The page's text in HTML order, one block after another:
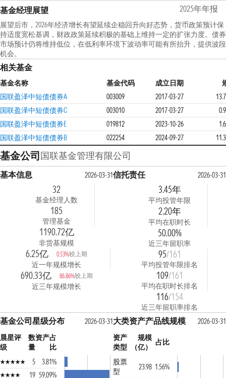
基金经理展望 2025年年报
展望后市，2026年经济增长有望延续企稳回升向好态势，货币政策预计保
持适度宽松基调，财政政策延续积极的基础上维持一定的扩张力度。债券
市场预计仍将维持低位，在低利率环境下波动率可能有所抬升，提供波段
机会。
相关基金
基金名称 基金代码 成立日期
国联盈泽中短债债券A
003009 2017-03-27
国联盈泽中短债债券C
003010 2017-03-27
国联盈泽中短债债券E
019812 2023-10-26
国联盈泽中短债债券B
022254 2024-09-27
基金公司国联基金管理有限公司
基本信息 2026-03-31
32
基金经理人数
185
管理基金
1190.72亿
非货基规模
6.25亿 0.53%较上期
近一年规模增长
690.33亿 86.86%较上期
近三年规模增长
信托责任 2026-03-31
3.45年
平均投管年限
2.20年
平均在职时长
50.00%
近三年留职率
95/161
平均投管年限排名
109/161
平均在职时长排名
116/154
近三年留职率排名
基金公司星级分布
2026-03-31
晨星评
级
数
量
资产占
比
5
3.81%
19 59.09%
大类资产产品线规模
2026-03-31
资产
类型
规模
（亿）
占比
股票
型
23.98 1.56%